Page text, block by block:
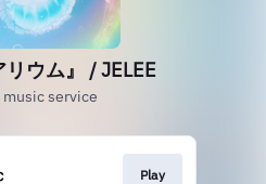
リウム』 / JELEE
music service
Play